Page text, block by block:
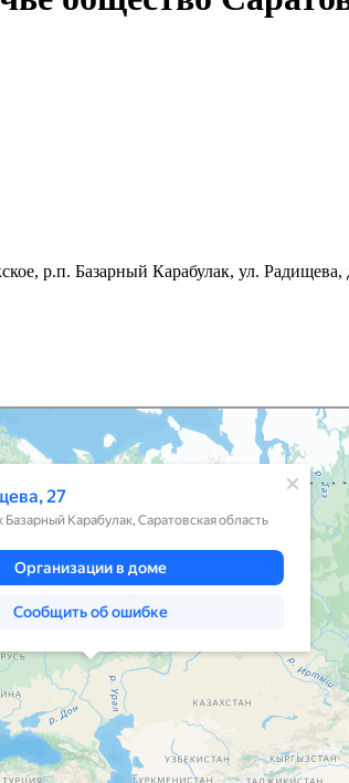
р.п. Базарный Карабулак, ул. Радищева,